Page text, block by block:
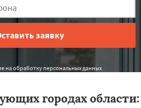
на обработку персональных данных
городах области: